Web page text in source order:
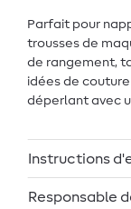
Parfait pour
trousses de
de rangement,
idées de
déperlant avec
Instructions
Responsable